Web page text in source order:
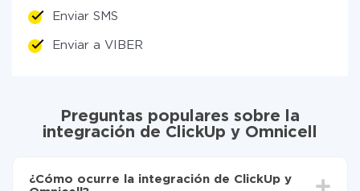
Enviar SMS
Enviar a VIBER
Preguntas populares sobre la
integración de ClickUp y Omnicell
¿Cómo ocurre la integración de ClickUp y